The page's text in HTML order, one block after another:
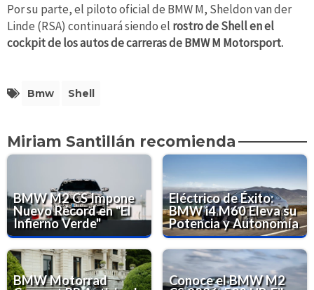
Por su parte, el piloto oficial de BMW M, Sheldon van der
Linde (RSA) continuará siendo el rostro de Shell en el
cockpit de los autos de carreras de BMW M Motorsport.
Bmw Shell
Miriam Santillán recomienda
BMW M2 CS Impone
Nuevo Récord en "El
Infierno Verde"
Eléctrico de Éxito:
BMW i4 M60 Eleva su
Potencia y Autonomía
BMW Motorrad
Conoce el BMW M2